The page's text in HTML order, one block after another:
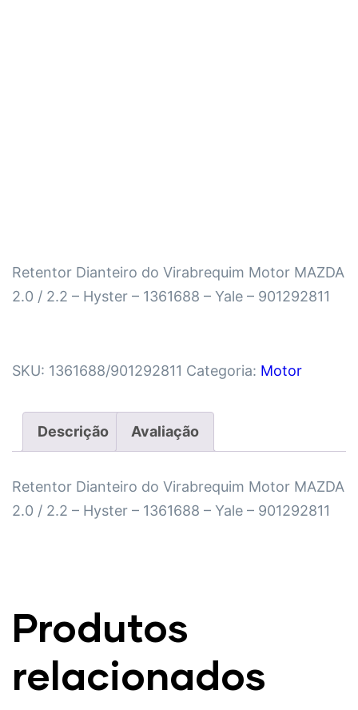
Retentor Dianteiro do Virabrequim Motor MAZDA
2.0 / 2.2 – Hyster – 1361688 – Yale – 901292811
SKU: 1361688/901292811 Categoria: Motor
Descrição Avaliação
Retentor Dianteiro do Virabrequim Motor MAZDA
2.0 / 2.2 – Hyster – 1361688 – Yale – 901292811
Produtos
relacionados